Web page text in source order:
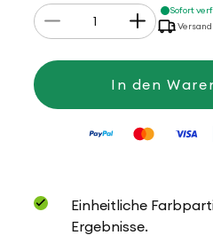
Anzahl
Verringere
die
für
Erhöhe
die
Anleitung
Loop
Sofort
In den
Einheitliche
Ergebnisse.